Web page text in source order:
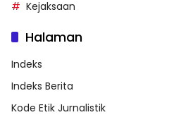
Kejaksaan
Halaman
Indeks
Indeks Berita
Kode Etik Jurnalistik